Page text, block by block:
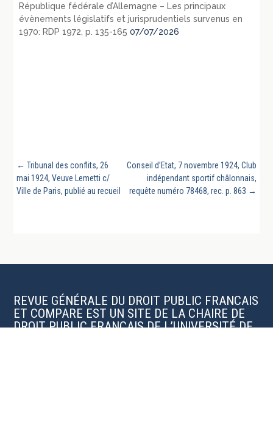
République fédérale d’Allemagne – Les principaux
évènements législatifs et jurisprudentiels survenus en
1970: RDP 1972, p. 135-165 07/07/2026
← Tribunal des conflits, 26
mai 1924, Veuve Lemetti c/
Ville de Paris, publié au recueil
Conseil d’Etat, 7 novembre 1924, Club
indépendant sportif châlonnais,
requête numéro 78468, rec. p. 863 →
REVUE GÉNÉRALE DU DROIT PUBLIC FRANCAIS
ET COMPARE EST UN SITE DE LA CHAIRE DE
DROIT PUBLIC FRANÇAIS DE L’UNIVERSITÉ DE